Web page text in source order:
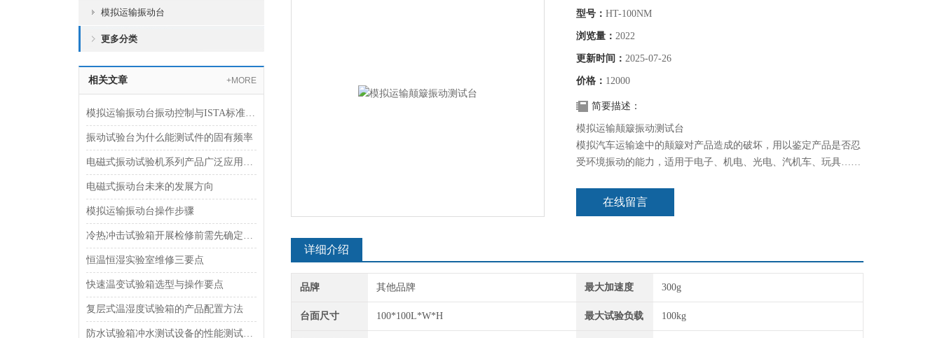
模拟运输振动台
更多分类
相关文章 +MORE
模拟运输振动台振动控制与ISTA标准符合性技术研究
振动试验台为什么能测试件的固有频率
电磁式振动试验机系列产品广泛应用于PCB电路板行业
电磁式振动台未来的发展方向
模拟运输振动台操作步骤
冷热冲击试验箱开展检修前需先确定什么
恒温恒湿实验室维修三要点
快速温变试验箱选型与操作要点
复层式温湿度试验箱的产品配置方法
防水试验箱冲水测试设备的性能测试标准
型号： HT-100NM
浏览量： 2022
更新时间： 2025-07-26
价格： 12000
简要描述：
模拟运输颠簸振动测试台
模拟汽车运输途中的颠簸对产品造成的破坏，用以鉴定产品是否忍
受环境振动的能力，适用于电子、机电、光电、汽机车、玩具……
*的试验机。
在线留言
详细介绍
品牌 其他品牌 最大加速度 300g
台面尺寸 100*100L*W*H 最大试验负载 100kg